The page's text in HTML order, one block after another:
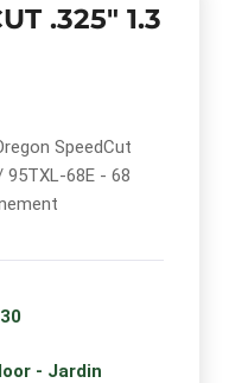
.325" 1.3
SpeedCut
95TXL-68E - 68
- Jardin